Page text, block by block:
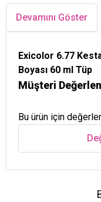
Devamını Göster
Exicolor 6.77
Boyası 60 ml Tüp
Müşteri
Bu ürün için